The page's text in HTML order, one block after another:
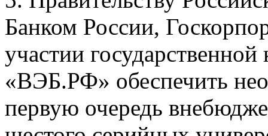
Банком России,
участии
«ВЭБ.РФ» обеспечить
первую очередь